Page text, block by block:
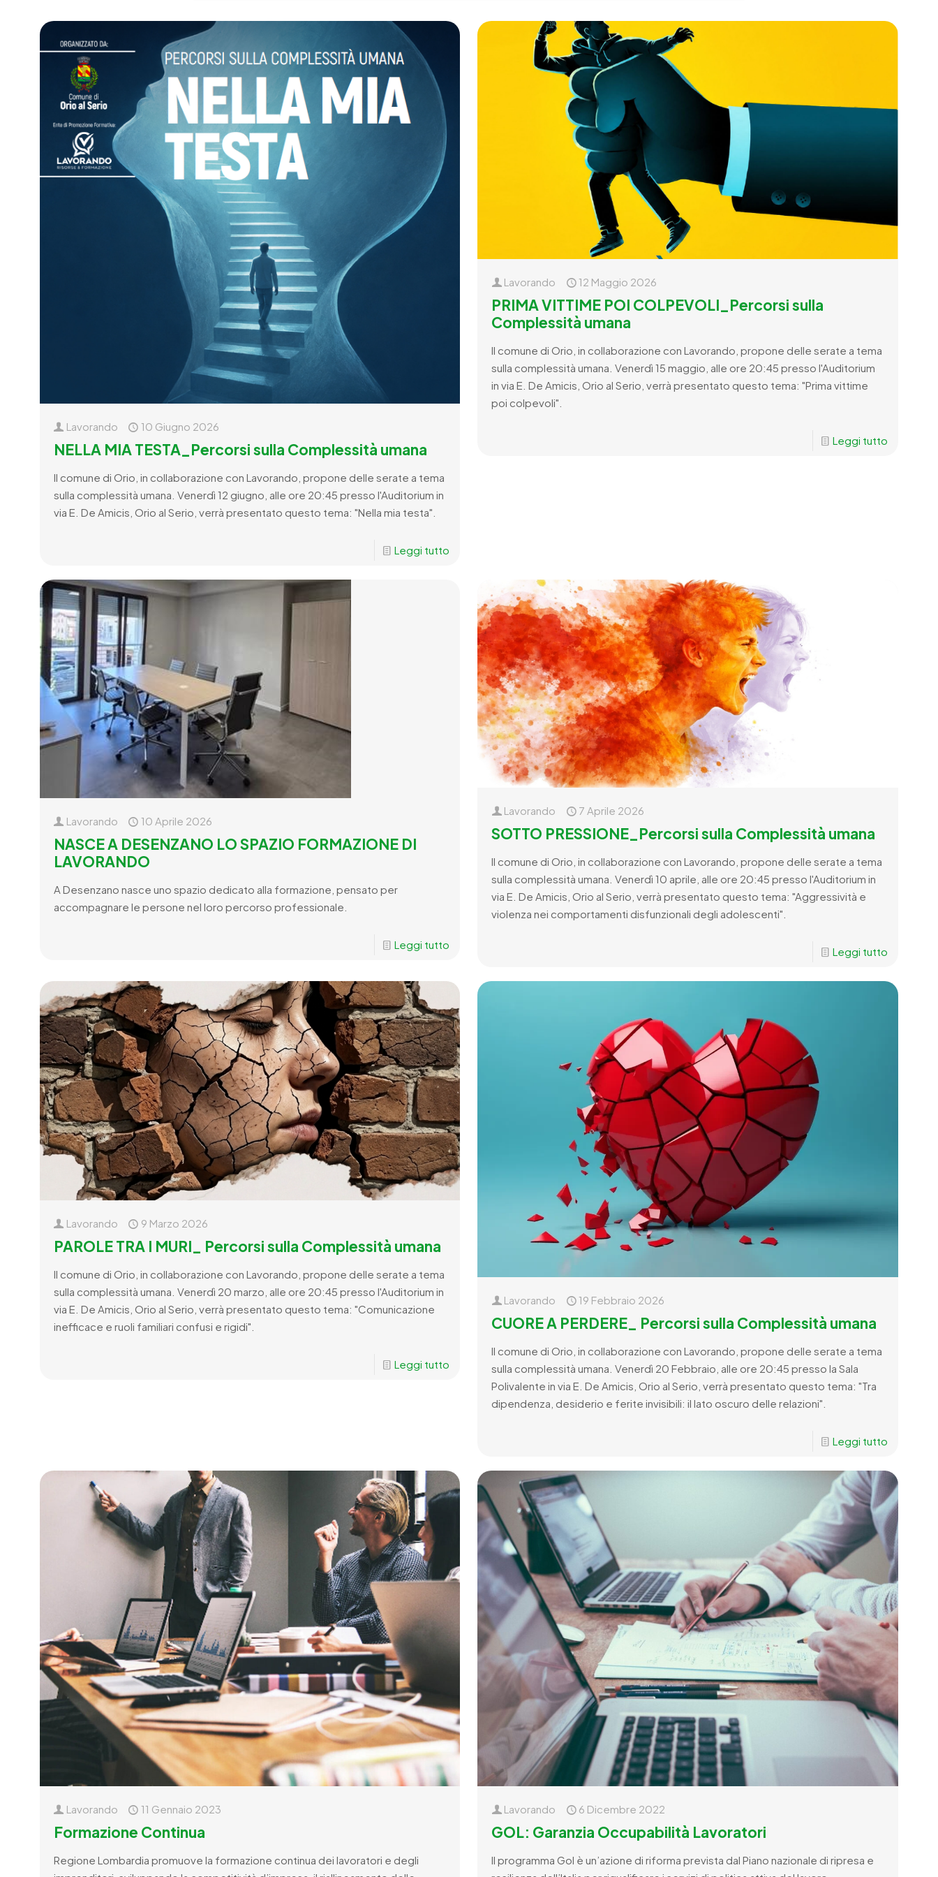
Lavorando 10 Giugno 2026
NELLA MIA TESTA_Percorsi sulla Complessità umana
Il comune di Orio, in collaborazione con Lavorando, propone delle serate a tema
sulla complessità umana. Venerdì 12 giugno, alle ore 20:45 presso l'Auditorium in
via E. De Amicis, Orio al Serio, verrà presentato questo tema: "Nella mia testa".
Leggi tutto
Lavorando 12 Maggio 2026
PRIMA VITTIME POI COLPEVOLI_Percorsi sulla
Complessità umana
Il comune di Orio, in collaborazione con Lavorando, propone delle serate a tema
sulla complessità umana. Venerdì 15 maggio, alle ore 20:45 presso l'Auditorium
in via E. De Amicis, Orio al Serio, verrà presentato questo tema: "Prima vittime
poi colpevoli".
Leggi tutto
Lavorando 10 Aprile 2026
NASCE A DESENZANO LO SPAZIO FORMAZIONE DI
LAVORANDO
A Desenzano nasce uno spazio dedicato alla formazione, pensato per
accompagnare le persone nel loro percorso professionale.
Leggi tutto
Lavorando 7 Aprile 2026
SOTTO PRESSIONE_Percorsi sulla Complessità umana
Il comune di Orio, in collaborazione con Lavorando, propone delle serate a tema
sulla complessità umana. Venerdì 10 aprile, alle ore 20:45 presso l'Auditorium in
via E. De Amicis, Orio al Serio, verrà presentato questo tema: "Aggressività e
violenza nei comportamenti disfunzionali degli adolescenti".
Leggi tutto
Lavorando 9 Marzo 2026
PAROLE TRA I MURI_ Percorsi sulla Complessità umana
Il comune di Orio, in collaborazione con Lavorando, propone delle serate a tema
sulla complessità umana. Venerdì 20 marzo, alle ore 20:45 presso l'Auditorium in
via E. De Amicis, Orio al Serio, verrà presentato questo tema: "Comunicazione
inefficace e ruoli familiari confusi e rigidi".
Leggi tutto
Lavorando 19 Febbraio 2026
CUORE A PERDERE_ Percorsi sulla Complessità umana
Il comune di Orio, in collaborazione con Lavorando, propone delle serate a tema
sulla complessità umana. Venerdì 20 Febbraio, alle ore 20:45 presso la Sala
Polivalente in via E. De Amicis, Orio al Serio, verrà presentato questo tema: "Tra
dipendenza, desiderio e ferite invisibili: il lato oscuro delle relazioni".
Leggi tutto
Lavorando 11 Gennaio 2023
Formazione Continua
Regione Lombardia promuove la formazione continua dei lavoratori e degli
Lavorando 6 Dicembre 2022
GOL: Garanzia Occupabilità Lavoratori
Il programma Gol è un’azione di riforma prevista dal Piano nazionale di ripresa e